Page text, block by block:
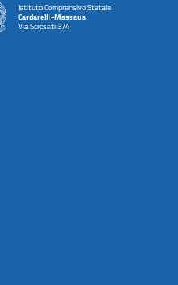
Istituto Comprensivo Statale
Cardarelli-Massaua
Via Scrosati 3/4